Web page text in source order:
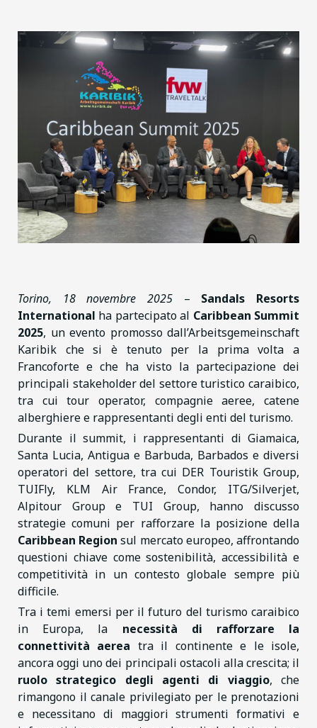
Torino, 18 novembre 2025 – Sandals Resorts
International ha partecipato al Caribbean Summit
2025, un evento promosso dall’Arbeitsgemeinschaft
Karibik che si è tenuto per la prima volta a
Francoforte e che ha visto la partecipazione dei
principali stakeholder del settore turistico caraibico,
tra cui tour operator, compagnie aeree, catene
alberghiere e rappresentanti degli enti del turismo.
Durante il summit, i rappresentanti di Giamaica,
Santa Lucia, Antigua e Barbuda, Barbados e diversi
operatori del settore, tra cui DER Touristik Group,
TUIFly, KLM Air France, Condor, ITG/Silverjet,
Alpitour Group e TUI Group, hanno discusso
strategie comuni per rafforzare la posizione della
Caribbean Region sul mercato europeo, affrontando
questioni chiave come sostenibilità, accessibilità e
competitività in un contesto globale sempre più
difficile.
Tra i temi emersi per il futuro del turismo caraibico
in Europa, la necessità di rafforzare la
connettività aerea tra il continente e le isole,
ancora oggi uno dei principali ostacoli alla crescita; il
ruolo strategico degli agenti di viaggio, che
rimangono il canale privilegiato per le prenotazioni
e necessitano di maggiori strumenti formativi e